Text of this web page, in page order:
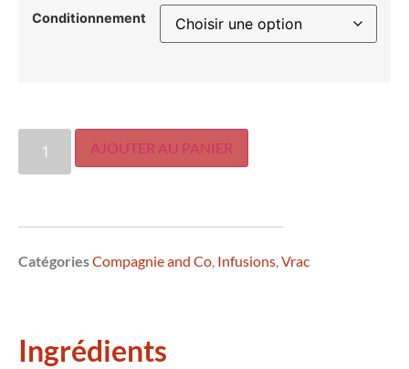
Conditionnement
AJOUTER AU PANIER
CatégoriesCompagnie and Co Infusions Vrac
Ingrédients